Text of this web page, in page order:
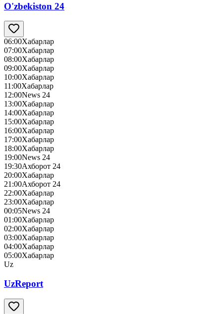
O'zbekiston 24
06:00Хабарлар
07:00Хабарлар
08:00Хабарлар
09:00Хабарлар
10:00Хабарлар
11:00Хабарлар
12:00News 24
13:00Хабарлар
14:00Хабарлар
15:00Хабарлар
16:00Хабарлар
17:00Хабарлар
18:00Хабарлар
19:00News 24
19:30Ахборот 24
20:00Хабарлар
21:00Ахборот 24
22:00Хабарлар
23:00Хабарлар
00:05News 24
01:00Хабарлар
02:00Хабарлар
03:00Хабарлар
04:00Хабарлар
05:00Хабарлар
Uz
UzReport